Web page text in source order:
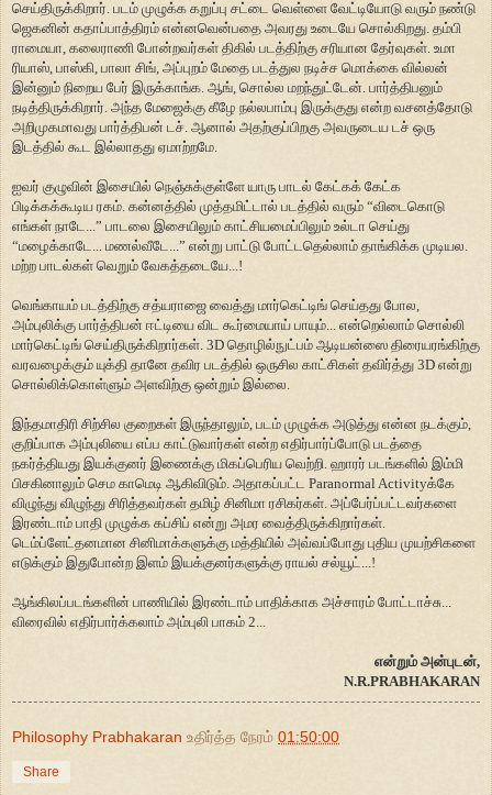
செய்திருக்கிறார். படம் முழுக்க கறுப்பு சட்டை வெள்ளை வேட்டியோடு வரும் நண்டு
ஜெகனின் கதாப்பாத்திரம் என்னவென்பதை அவரது உடையே சொல்கிறது. தம்பி
ராமையா, கலைராணி போன்றவர்கள் திகில் படத்திற்கு சரியான தேர்வுகள். உமா
ரியாஸ், பாஸ்கி, பாலா சிங், அப்புறம் மேதை படத்துல நடிச்ச மொக்கை வில்லன்
இன்னும் நிறைய பேர் இருக்காங்க. ஆங், சொல்ல மறந்துட்டேன். பார்த்திபனும்
நடித்திருக்கிறார். அந்த மேஜைக்கு கீழே நல்லபாம்பு இருக்குது என்ற வசனத்தோடு
அறிமுகமாவது பார்த்திபன் டச். ஆனால் அதற்குப்பிறகு அவருடைய டச் ஒரு
இடத்தில் கூட இல்லாதது ஏமாற்றமே.
ஐவர் குழுவின் இசையில் நெஞ்சுக்குள்ளே யாரு பாடல் கேட்கக் கேட்க
பிடிக்கக்கூடிய ரகம். கன்னத்தில் முத்தமிட்டால் படத்தில் வரும் “விடைகொடு
எங்கள் நாடே...” பாடலை இசையிலும் காட்சியமைப்பிலும் உல்டா செய்து
“மழைக்காடே... மணல்வீடே...” என்று பாட்டு போட்டதெல்லாம் தாங்கிக்க முடியல.
மற்ற பாடல்கள் வெறும் வேகத்தடையே...!
வெங்காயம் படத்திற்கு சத்யராஜை வைத்து மார்கெட்டிங் செய்தது போல,
அம்புலிக்கு பார்த்திபன் ஈட்டியை விட கூர்மையாய் பாயும்... என்றெல்லாம் சொல்லி
மார்கெட்டிங் செய்திருக்கிறார்கள். 3D தொழில்நுட்பம் ஆடியன்ஸை திரையரங்கிற்கு
வரவழைக்கும் யுக்தி தானே தவிர படத்தில் ஒருசில காட்சிகள் தவிர்த்து 3D என்று
சொல்லிக்கொள்ளும் அளவிற்கு ஒன்றும் இல்லை.
இந்தமாதிரி சிற்சில குறைகள் இருந்தாலும், படம் முழுக்க அடுத்து என்ன நடக்கும்,
குறிப்பாக அம்புலியை எப்ப காட்டுவார்கள் என்ற எதிர்பார்ப்போடு படத்தை
நகர்த்தியது இயக்குனர் இணைக்கு மிகப்பெரிய வெற்றி. ஹாரர் படங்களில் இம்மி
பிசகினாலும் செம காமெடி ஆகிவிடும். அதாகப்பட்ட Paranormal Activityக்கே
விழுந்து விழுந்து சிரித்தவர்கள் தமிழ் சினிமா ரசிகர்கள். அப்பேர்ப்பட்டவர்களை
இரண்டாம் பாதி முழுக்க கப்சிப் என்று அமர வைத்திருக்கிறார்கள்.
டெம்ப்ளேட்தனமான சினிமாக்களுக்கு மத்தியில் அவ்வப்போது புதிய முயற்சிகளை
எடுக்கும் இதுபோன்ற இளம் இயக்குனர்களுக்கு ராயல் சல்யூட்...!
ஆங்கிலப்படங்களின் பாணியில் இரண்டாம் பாதிக்காக அச்சாரம் போட்டாச்சு...
விரைவில் எதிர்பார்க்கலாம் அம்புலி பாகம் 2...
என்றும் அன்புடன்,
N.R.PRABHAKARAN
Philosophy Prabhakaran உதிர்த்த நேரம் 01:50:00
Share